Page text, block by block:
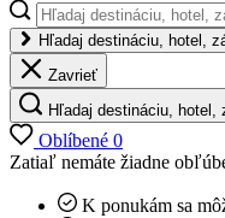
Hľadaj destináciu, hotel,
Zavrieť
Hľadaj destináciu, hotel,
Oblíbené 0
Zatiaľ nemáte žiadne
K ponukám sa